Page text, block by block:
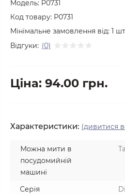
Модель: P0731
Код товару: P0731
Мінімальне замовлення від: 1
Відгуки: (0)
Ціна: 94.00 грн.
Характеристики: (дивитися
Можна мити в
посудомийній
машині
Серія